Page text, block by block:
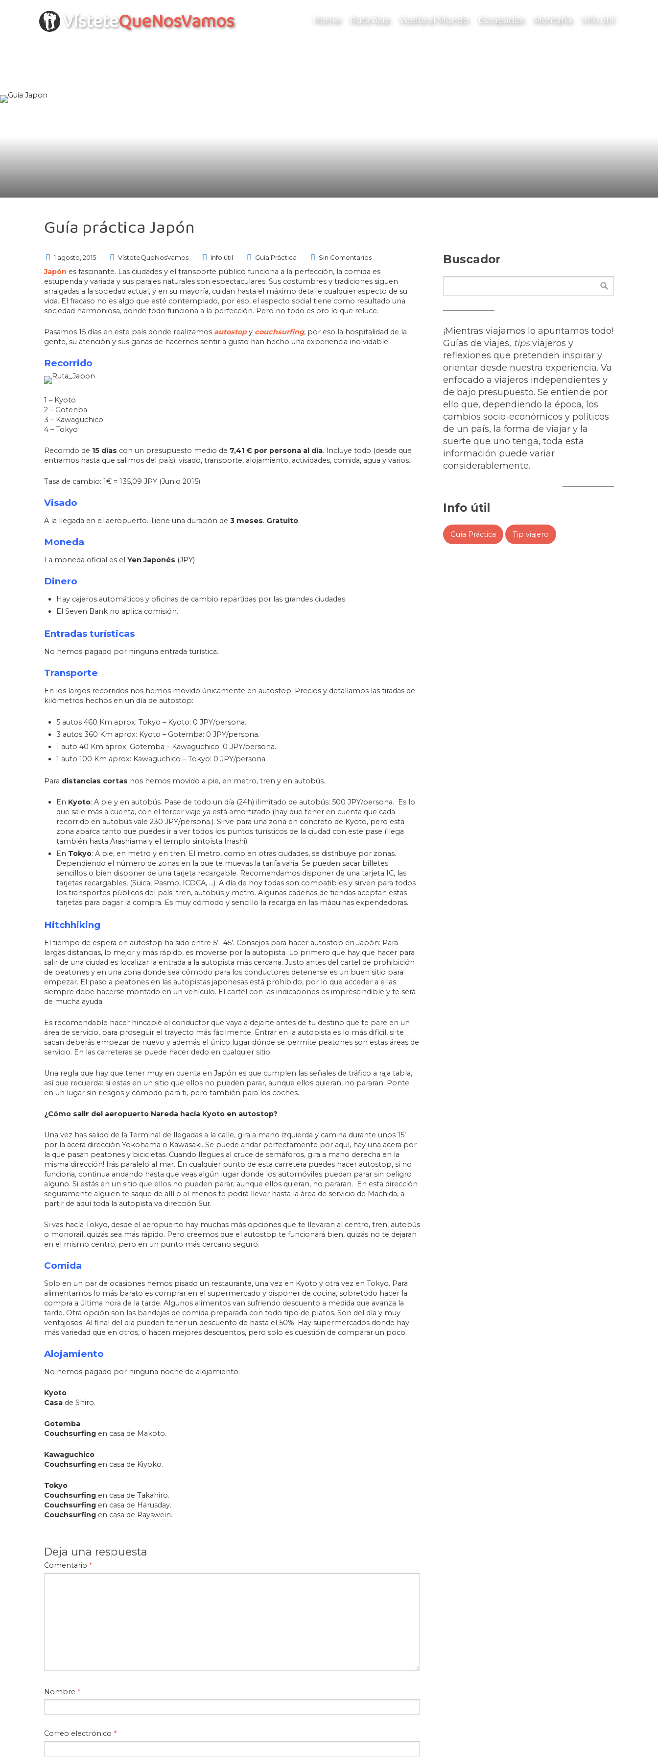
VísteteQueNosVamos Home Ruta Asia Vuelta al Mundo Escapadas Montaña Info útil
Guía práctica Japón
1 agosto, 2015 VísteteQueNosVamos Info útil Guía Práctica Sin Comentarios
Japón es fascinante. Las ciudades y el transporte público funciona a la perfección, la comida es
estupenda y variada y sus parajes naturales son espectaculares. Sus costumbres y tradiciones siguen
arraigadas a la sociedad actual, y en su mayoría, cuidan hasta el máximo detalle cualquier aspecto de su
vida. El fracaso no es algo que esté contemplado, por eso, el aspecto social tiene como resultado una
sociedad harmoniosa, donde todo funciona a la perfección. Pero no todo es oro lo que reluce.
Pasamos 15 días en este país donde realizamos autostopy couchsurfing, por eso la hospitalidad de la
gente, su atención y sus ganas de hacernos sentir a gusto han hecho una experiencia inolvidable.
Recorrido
1 – Kyoto
2 – Gotenba
3 – Kawaguchico
4 – Tokyo
Recorrido de 15 días con un presupuesto medio de 7,41 € por persona al día. Incluye todo (desde que
entramos hasta que salimos del país): visado, transporte, alojamiento, actividades, comida, agua y varios.
Tasa de cambio: 1€ = 135,09 JPY (Junio 2015)
Visado
A la llegada en el aeropuerto. Tiene una duración de 3 meses. Gratuito.
Moneda
La moneda oficial es el Yen Japonés (JPY)
Dinero
Hay cajeros automáticos y oficinas de cambio repartidas por las grandes ciudades.
El Seven Bank no aplica comisión.
Entradas turísticas
No hemos pagado por ninguna entrada turística.
Transporte
En los largos recorridos nos hemos movido únicamente en autostop. Precios y detallamos las tiradas de
kilómetros hechos en un día de autostop:
5 autos 460 Km aprox: Tokyo – Kyoto: 0 JPY/persona.
3 autos 360 Km aprox: Kyoto – Gotemba: 0 JPY/persona.
1 auto 40 Km aprox: Gotemba – Kawaguchico: 0 JPY/persona.
1 auto 100 Km aprox: Kawaguchico – Tokyo: 0 JPY/persona.
Para distancias cortas nos hemos movido a pie, en metro, tren y en autobús.
En Kyoto: A pie y en autobús. Pase de todo un día (24h) ilimitado de autobús: 500 JPY/persona. Es lo
que sale más a cuenta, con el tercer viaje ya está amortizado (hay que tener en cuenta que cada
recorrido en autobús vale 230 JPY/persona.). Sirve para una zona en concreto de Kyoto, pero esta
zona abarca tanto que puedes ir a ver todos los puntos turísticos de la ciudad con este pase (llega
también hasta Arashiama y el templo sintoísta Inashi).
En Tokyo: A pie, en metro y en tren. El metro, como en otras ciudades, se distribuye por zonas.
Dependiendo el número de zonas en la que te muevas la tarifa varia. Se pueden sacar billetes
sencillos o bien disponer de una tarjeta recargable. Recomendamos disponer de una tarjeta IC, las
tarjetas recargables, (Suica, Pasmo, ICOCA, …). A día de hoy todas son compatibles y sirven para todos
los transportes públicos del país; tren, autobús y metro. Algunas cadenas de tiendas aceptan estas
tarjetas para pagar la compra. Es muy cómodo y sencillo la recarga en las máquinas expendedoras.
Hitchhiking
El tiempo de espera en autostop ha sido entre 5’- 45’. Consejos para hacer autostop en Japón: Para
largas distancias, lo mejor y más rápido, es moverse por la autopista. Lo primero que hay que hacer para
salir de una ciudad es localizar la entrada a la autopista más cercana. Justo antes del cartel de prohibición
de peatones y en una zona donde sea cómodo para los conductores detenerse es un buen sitio para
empezar. El paso a peatones en las autopistas japonesas está prohibido, por lo que acceder a ellas
siempre debe hacerse montado en un vehículo. El cartel con las indicaciones es imprescindible y te será
de mucha ayuda.
Es recomendable hacer hincapié al conductor que vaya a dejarte antes de tu destino que te pare en un
área de servicio, para proseguir el trayecto más fácilmente. Entrar en la autopista es lo más difícil, si te
sacan deberás empezar de nuevo y además el único lugar dónde se permite peatones son estas áreas de
servicio. En las carreteras se puede hacer dedo en cualquier sitio.
Una regla que hay que tener muy en cuenta en Japón es que cumplen las señales de tráfico a raja tabla,
así que recuerda: si estas en un sitio que ellos no pueden parar, aunque ellos quieran, no pararan. Ponte
en un lugar sin riesgos y cómodo para ti, pero también para los coches.
¿Cómo salir del aeropuerto Nareda hacía Kyoto en autostop?
Una vez has salido de la Terminal de llegadas a la calle, gira a mano izquierda y camina durante unos 15’
por la acera dirección Yokohama o Kawasaki. Se puede andar perfectamente por aquí, hay una acera por
la que pasan peatones y bicicletas. Cuando llegues al cruce de semáforos, gira a mano derecha en la
misma dirección! Irás paralelo al mar. En cualquier punto de esta carretera puedes hacer autostop, si no
funciona, continua andando hasta que veas algún lugar donde los automóviles puedan parar sin peligro
alguno. Si estás en un sitio que ellos no pueden parar, aunque ellos quieran, no pararan. En esta dirección
seguramente alguien te saque de allí o al menos te podrá llevar hasta la área de servicio de Machida, a
partir de aquí toda la autopista va dirección Sur.
Si vas hacía Tokyo, desde el aeropuerto hay muchas más opciones que te llevaran al centro, tren, autobús
o monorail, quizás sea más rápido. Pero creemos que el autostop te funcionará bien, quizás no te dejaran
en el mismo centro, pero en un punto más cercano seguro.
Comida
Solo en un par de ocasiones hemos pisado un restaurante, una vez en Kyoto y otra vez en Tokyo. Para
alimentarnos lo más barato es comprar en el supermercado y disponer de cocina, sobretodo hacer la
compra a última hora de la tarde. Algunos alimentos van sufriendo descuento a medida que avanza la
tarde. Otra opción son las bandejas de comida preparada con todo tipo de platos. Son del día y muy
ventajosos. Al final del día pueden tener un descuento de hasta el 50%. Hay supermercados donde hay
más variedad que en otros, o hacen mejores descuentos, pero solo es cuestión de comparar un poco.
Alojamiento
No hemos pagado por ninguna noche de alojamiento.
Kyoto
Casa de Shiro.
Gotemba
Couchsurfing en casa de Makoto.
Kawaguchico
Couchsurfing en casa de Kiyoko.
Tokyo
Couchsurfing en casa de Takahiro.
Couchsurfing en casa de Harusday.
Couchsurfing en casa de Rayswein.
Deja una respuesta
Comentario *
Nombre *
Correo electrónico *
Buscador
¡Mientras viajamos lo apuntamos todo!
Guías de viajes, tipsviajeros y
reflexiones que pretenden inspirar y
orientar desde nuestra experiencia. Va
enfocado a viajeros independientes y
de bajo presupuesto. Se entiende por
ello que, dependiendo la época, los
cambios socio-económicos y políticos
de un país, la forma de viajar y la
suerte que uno tenga, toda esta
información puede variar
considerablemente.
Info útil
Guía Práctica Tip viajero